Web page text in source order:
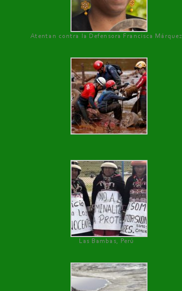
Atentan contra la Defensora Francisca Márquez
Las Bambas, Perú